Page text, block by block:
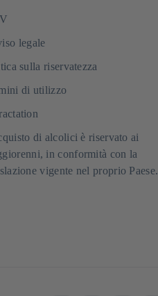
legale
sulla riservatezza
di utilizzo
di alcolici è riservato ai
in conformità con la
vigente nel proprio Paese.